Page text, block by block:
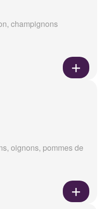
champignons
oignons, pommes de